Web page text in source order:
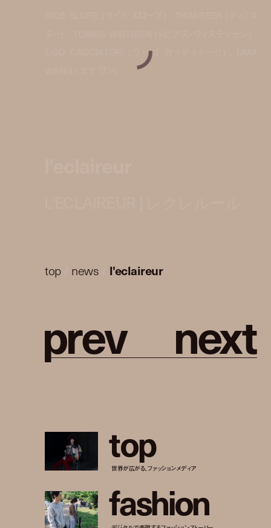
UGO CACCIATORI (ウーゴ カッチャトーリ) , UMA
top/ news l'eclaireur
prev next
top
世界が広がる、ファッションメディア
fashion